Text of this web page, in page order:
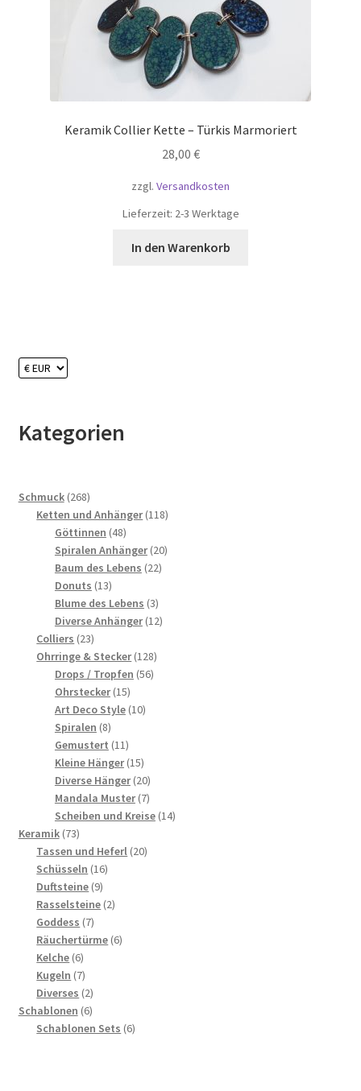
Keramik Collier Kette – Türkis Marmoriert
28,00 €
zzgl. Versandkosten
Lieferzeit: 2-3 Werktage
In den Warenkorb
Kategorien
Schmuck 268268
Produkte
Ketten und Anhänger 118118
Göttinnen 4848
Produkte
Spiralen Anhänger 2020
Baum des Lebens 2222
Donuts 1313
Produkte
Blume des Lebens 33
Produkte
Diverse Anhänger 1212
Colliers 2323
Produkte
Ohrringe & Stecker 128128
Drops / Tropfen 5656
Ohrstecker 1515
Produkte
Art Deco Style 1010
Spiralen 88
Produkte
Gemustert 1111
Produkte
Kleine Hänger 1515
Produkte
Diverse Hänger 2020
Produkte
Mandala Muster 77
Produkte
Scheiben und Kreise 1414
Keramik 7373
Produkte
Tassen und Heferl 2020
Schüsseln 1616
Duftsteine 99
Produkte
Rasselsteine 22
Goddess 77
Produkte
Räuchertürme 66
Kelche 66
Produkte
Kugeln 77
Produkte
Diverses 22
Produkte
Schablonen 66
Produkte
Schablonen Sets 66